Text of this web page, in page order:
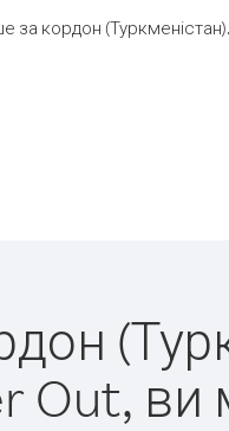
за кордон (Туркменістан).
Out, ви